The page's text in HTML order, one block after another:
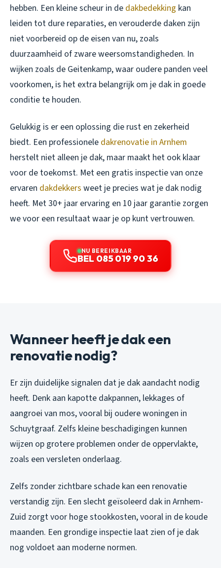
hebben. Een kleine scheur in de dakbedekking kan
leiden tot dure reparaties, en verouderde daken zijn
niet voorbereid op de eisen van nu, zoals
duurzaamheid of zware weersomstandigheden. In
wijken zoals de Geitenkamp, waar oudere panden veel
voorkomen, is het extra belangrijk om je dak in goede
conditie te houden.
Gelukkig is er een oplossing die rust en zekerheid
biedt. Een professionele dakrenovatie in Arnhem
herstelt niet alleen je dak, maar maakt het ook klaar
voor de toekomst. Met een gratis inspectie van onze
ervaren dakdekkers weet je precies wat je dak nodig
heeft. Met 30+ jaar ervaring en 10 jaar garantie zorgen
we voor een resultaat waar je op kunt vertrouwen.
NU BEREIKBAAR
BEL 085 019 90 36
Wanneer heeft je dak een
renovatie nodig?
Er zijn duidelijke signalen dat je dak aandacht nodig
heeft. Denk aan kapotte dakpannen, lekkages of
aangroei van mos, vooral bij oudere woningen in
Schuytgraaf. Zelfs kleine beschadigingen kunnen
wijzen op grotere problemen onder de oppervlakte,
zoals een versleten onderlaag.
Zelfs zonder zichtbare schade kan een renovatie
verstandig zijn. Een slecht geïsoleerd dak in Arnhem-
Zuid zorgt voor hoge stookkosten, vooral in de koude
maanden. Een grondige inspectie laat zien of je dak
nog voldoet aan moderne normen.